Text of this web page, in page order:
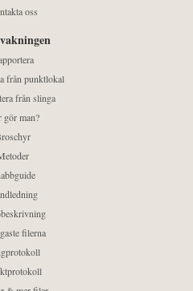
oss
från punktlokal
från slinga
gör man?
filerna